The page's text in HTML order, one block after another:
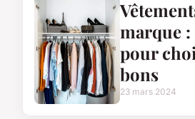
marque
pour
bons
23 mars 2024